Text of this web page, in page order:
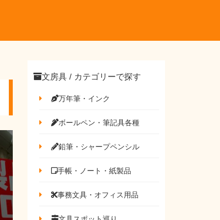
文房具 / カテゴリーで探す
万年筆・インク
ボールペン・筆記具各種
鉛筆・シャープペンシル
手帳・ノート・紙製品
事務文具・オフィス用品